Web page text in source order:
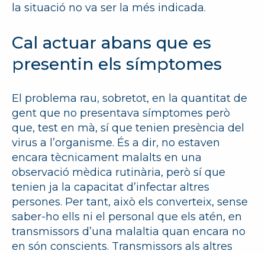
la situació no va ser la més indicada.
Cal actuar abans que es
presentin els símptomes
El problema rau, sobretot, en la quantitat de
gent que no presentava símptomes però
que, test en mà, sí que tenien presència del
virus a l’organisme. És a dir, no estaven
encara tècnicament malalts en una
observació mèdica rutinària, però sí que
tenien ja la capacitat d’infectar altres
persones. Per tant, això els converteix, sense
saber-ho ells ni el personal que els atén, en
transmissors d’una malaltia quan encara no
en són conscients. Transmissors als altres